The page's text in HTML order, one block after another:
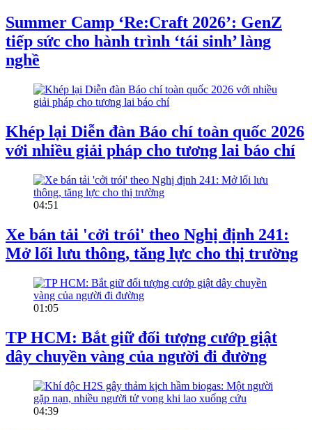
Summer Camp ‘Re:Craft 2026’: GenZ
tiếp sức cho hành trình ‘tái sinh’ làng
nghề
Khép lại Diễn đàn Báo chí toàn quốc 2026
với nhiều giải pháp cho tương lai báo chí
04:51
Xe bán tải 'cởi trói' theo Nghị định 241:
Mở lối lưu thông, tăng lực cho thị trường
01:05
TP HCM: Bắt giữ đối tượng cướp giật
dây chuyền vàng của người đi đường
04:39